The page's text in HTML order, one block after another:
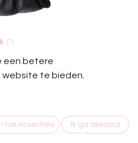
Lisboa
een betere
website te bieden.
het essentiële Ik ga akkoord